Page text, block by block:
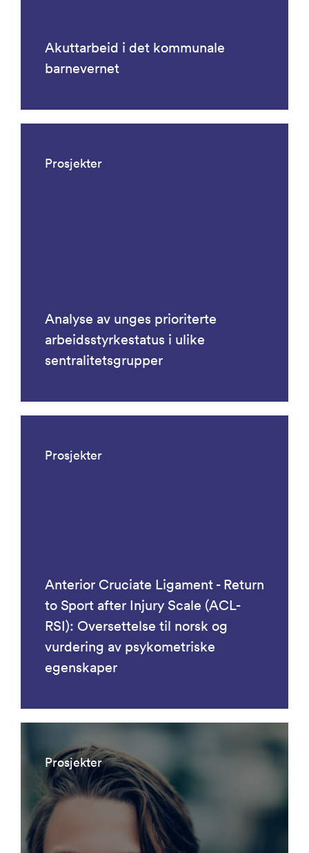
Akuttarbeid i det kommunale
barnevernet
Prosjekter
Analyse av unges prioriterte
arbeidsstyrkestatus i ulike
sentralitetsgrupper
Prosjekter
Anterior Cruciate Ligament - Return
to Sport after Injury Scale (ACL-
RSI): Oversettelse til norsk og
vurdering av psykometriske
egenskaper
Prosjekter